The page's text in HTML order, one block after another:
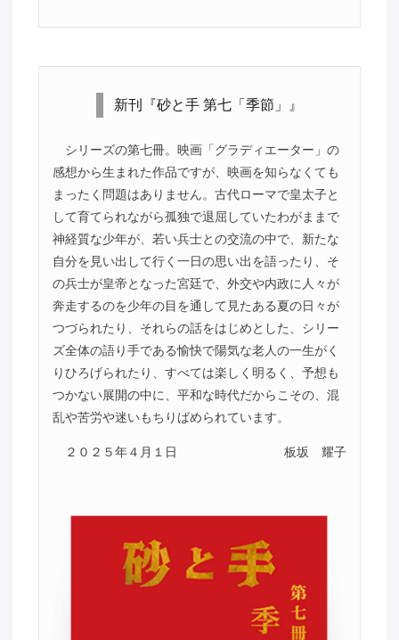
新刊『砂と手 第七「季節」』
シリーズの第七冊。映画「グラディエーター」の
感想から生まれた作品ですが、映画を知らなくても
まったく問題はありません。古代ローマで皇太子と
して育てられながら孤独で退屈していたわがままで
神経質な少年が、若い兵士との交流の中で、新たな
自分を見い出して行く一日の思い出を語ったり、そ
の兵士が皇帝となった宮廷で、外交や内政に人々が
奔走するのを少年の目を通して見たある夏の日々が
つづられたり、それらの話をはじめとした、シリー
ズ全体の語り手である愉快で陽気な老人の一生がく
りひろげられたり、すべては楽しく明るく、予想も
つかない展開の中に、平和な時代だからこその、混
乱や苦労や迷いもちりばめられています。
２０２５年４月１日 板坂 耀子